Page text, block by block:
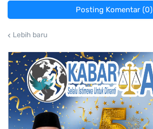
Posting Komentar (0)
Lebih baru